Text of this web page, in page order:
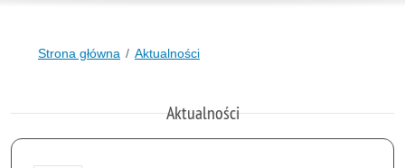
Strona główna Aktualności
Aktualności